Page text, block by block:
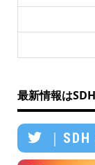
最新情報は
｜